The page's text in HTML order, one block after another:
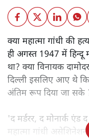
क्या महात्मा गांधी की
ही अगस्त 1947 में हिन्दू
था? क्या विनायक
दिल्ली इसलिए आए थे कि
अंतिम रूप दिया जा सके
'द मर्डरर, द मोनार्क
महात्मा गांधी